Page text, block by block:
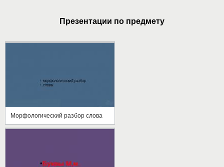
Презентации по предмету
Морфологический разбор слова